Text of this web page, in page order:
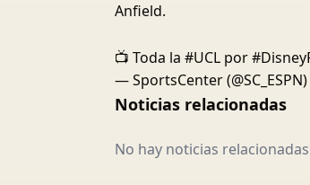
Anfield.
📺 Toda la #UCL por
— SportsCenter (@SC_ESPN)
Noticias relacionadas
No hay noticias